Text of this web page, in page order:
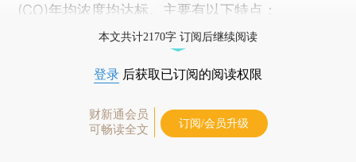
(CO)年均浓度均达标。主要有以下特点：
本文共计2170字 订阅后继续阅读
登录 后获取已订阅的阅读权限
财新通会员
可畅读全文
订阅/会员升级